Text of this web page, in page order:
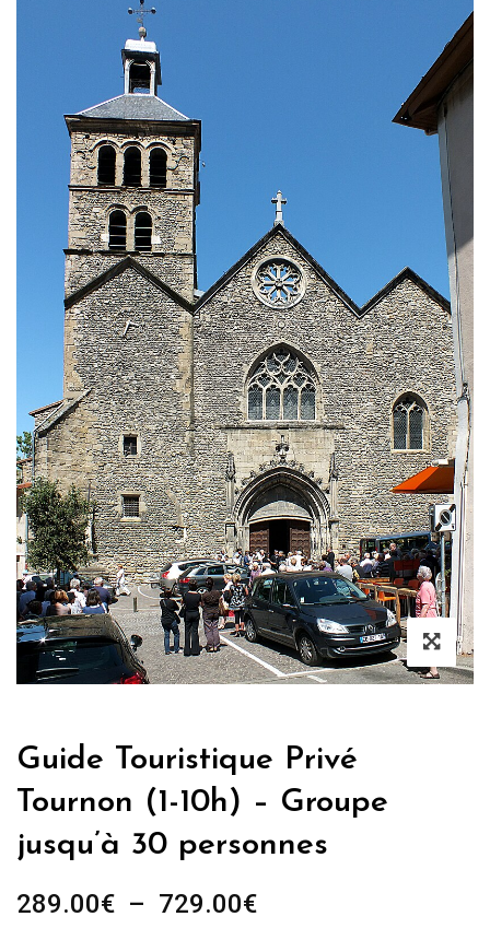
Guide Touristique Privé
Tournon (1-10h) – Groupe
jusqu’à 30 personnes
289.00€ – 729.00€Plage